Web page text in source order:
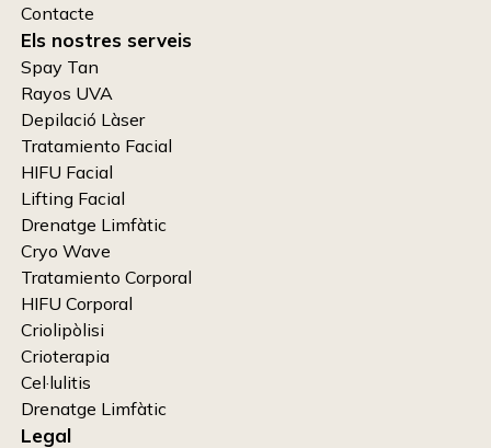
Contacte
Els nostres serveis
Spay Tan
Rayos UVA
Depilació Làser
Tratamiento Facial
HIFU Facial
Lifting Facial
Drenatge Limfàtic
Cryo Wave
Tratamiento Corporal
HIFU Corporal
Criolipòlisi
Crioterapia
Cel·lulitis
Drenatge Limfàtic
Legal